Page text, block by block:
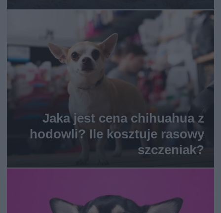
Jaka jest cena chihuahua z
hodowli? Ile kosztuje rasowy
szczeniak?